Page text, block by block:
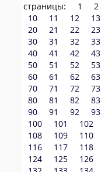
страницы: 1 2
10
11 12 13
20
21 22 23
30
31 32 33
40
41 42 43
50
51 52 53
60
61 62 63
70
71 72 73
80
81 82 83
90
91 92 93
100
101 102
108
109 110
116
117 118
124
125 126